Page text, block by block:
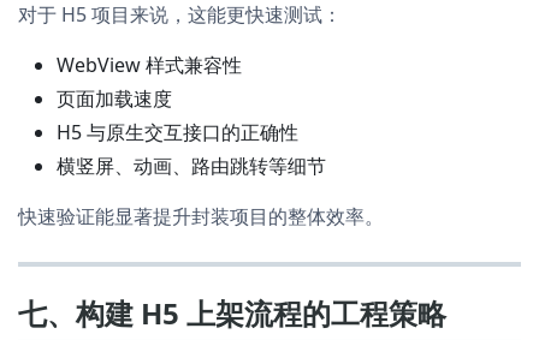
对于 H5 项目来说，这能更快速测试：
WebView 样式兼容性
页面加载速度
H5 与原生交互接口的正确性
横竖屏、动画、路由跳转等细节
快速验证能显著提升封装项目的整体效率。
七、构建 H5 上架流程的工程策略